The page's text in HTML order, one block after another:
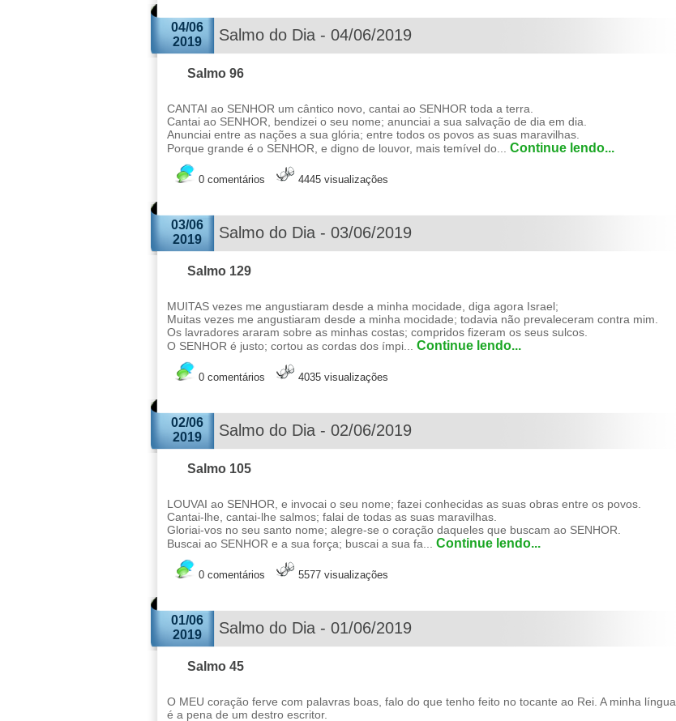
04/06
2019
Salmo do Dia - 04/06/2019
Salmo 96
CANTAI ao SENHOR um cântico novo, cantai ao SENHOR toda a terra.
Cantai ao SENHOR, bendizei o seu nome; anunciai a sua salvação de dia em dia.
Anunciai entre as nações a sua glória; entre todos os povos as suas maravilhas.
Porque grande é o SENHOR, e digno de louvor, mais temível do... Continue lendo...
0 comentários 4445 visualizações
03/06
2019
Salmo do Dia - 03/06/2019
Salmo 129
MUITAS vezes me angustiaram desde a minha mocidade, diga agora Israel;
Muitas vezes me angustiaram desde a minha mocidade; todavia não prevaleceram contra mim.
Os lavradores araram sobre as minhas costas; compridos fizeram os seus sulcos.
O SENHOR é justo; cortou as cordas dos ímpi... Continue lendo...
0 comentários 4035 visualizações
02/06
2019
Salmo do Dia - 02/06/2019
Salmo 105
LOUVAI ao SENHOR, e invocai o seu nome; fazei conhecidas as suas obras entre os povos.
Cantai-lhe, cantai-lhe salmos; falai de todas as suas maravilhas.
Gloriai-vos no seu santo nome; alegre-se o coração daqueles que buscam ao SENHOR.
Buscai ao SENHOR e a sua força; buscai a sua fa... Continue lendo...
0 comentários 5577 visualizações
01/06
2019
Salmo do Dia - 01/06/2019
Salmo 45
O MEU coração ferve com palavras boas, falo do que tenho feito no tocante ao Rei. A minha língua
é a pena de um destro escritor.